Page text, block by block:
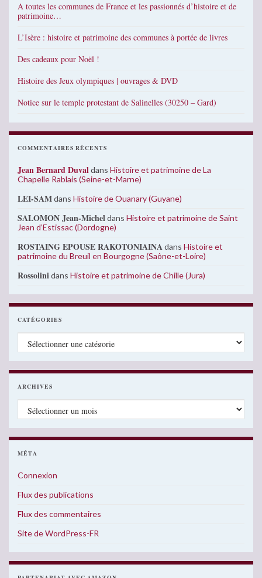
A toutes les communes de France et les passionnés d’histoire et de
patrimoine…
L’Isère : histoire et patrimoine des communes à portée de livres
Des cadeaux pour Noël !
Histoire des Jeux olympiques | ouvrages & DVD
Notice sur le temple protestant de Salinelles (30250 – Gard)
COMMENTAIRES RÉCENTS
Jean Bernard Duvaldans Histoire et patrimoine de La
Chapelle Rablais (Seine-et-Marne)
LEI-SAMdans Histoire de Ouanary (Guyane)
SALOMON Jean-Micheldans Histoire et patrimoine de Saint
Jean d’Estissac (Dordogne)
ROSTAING EPOUSE RAKOTONIAINAdans Histoire et
patrimoine du Breuil en Bourgogne (Saône-et-Loire)
Rossolinidans Histoire et patrimoine de Chille (Jura)
CATÉGORIES
Catégories
ARCHIVES
Archives
MÉTA
Connexion
Flux des publications
Flux des commentaires
Site de WordPress-FR